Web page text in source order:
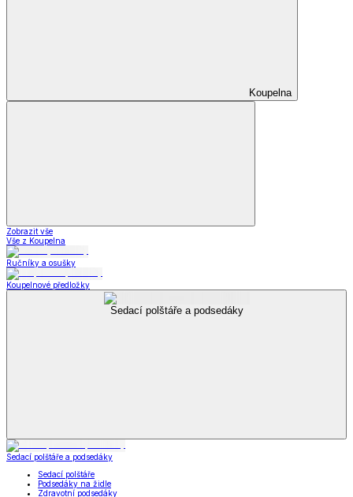
Koupelna
Zobrazit vše
Vše z Koupelna
Ručníky a osušky
Koupelnové předložky
Sedací polštáře a podsedáky
Sedací polštáře a podsedáky
Sedací polštáře
Podsedáky na židle
Zdravotní podsedáky